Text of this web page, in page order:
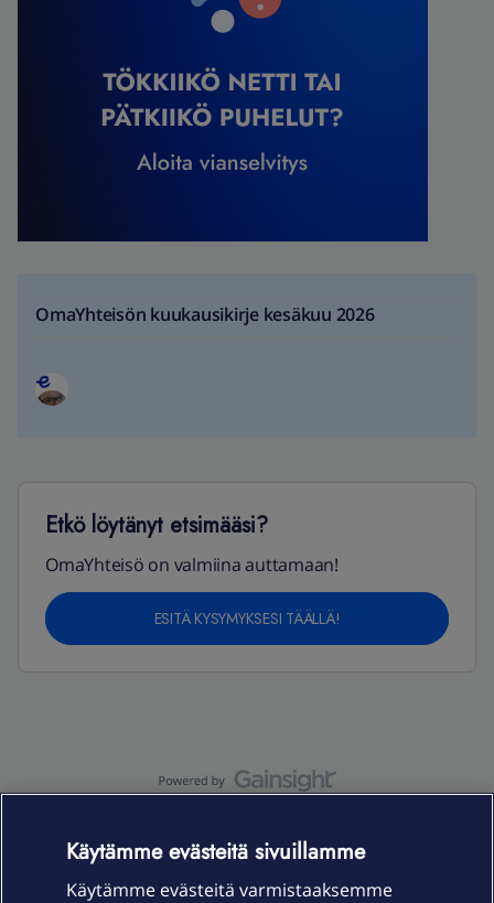
OmaYhteisön kuukausikirje kesäkuu 2026
Etkö löytänyt etsimääsi?
OmaYhteisö on valmiina auttamaan!
ESITÄ KYSYMYKSESI TÄÄLLÄ!
Käytämme evästeitä sivuillamme
Käytämme evästeitä varmistaaksemme